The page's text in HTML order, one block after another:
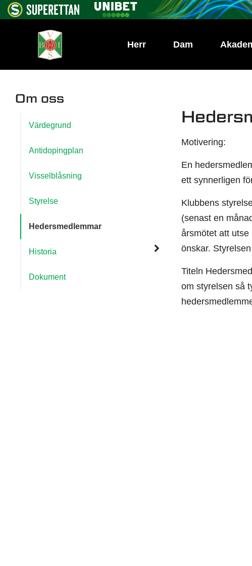
Herr Dam
Om oss
Värdegrund
Antidopingplan
Visselblåsning
Styrelse
Hedersmedlemmar
Historia
Dokument
Motivering:
En
ett synnerligen
Klubbens
(senast en
årsmötet att
önskar.
Titeln
om styrelsen så